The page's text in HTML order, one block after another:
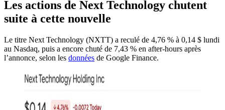
Les actions de Next Technology chutent
suite à cette nouvelle
Le titre Next Technology (NXTT) a reculé de 4,76 % à 0,14 $ lundi
au Nasdaq, puis a encore chuté de 7,43 % en after-hours après
l’annonce, selon les données de Google Finance.